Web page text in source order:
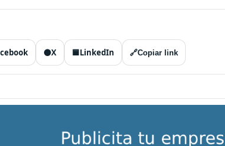
⚫X 🟦LinkedIn 🔗Copiar link